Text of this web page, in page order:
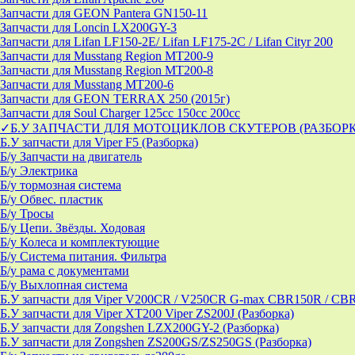
Запчасти для GEON Pantera GN150-11
Запчасти для Loncin LX200GY-3
Запчасти для Lifan LF150-2E/ Lifan LF175-2C / Lifan Cityr 200
Запчасти для Musstang Region MT200-9
Запчасти для Musstang Region MT200-8
Запчасти для Musstang MT200-6
Запчасти для GEON TERRAX 250 (2015г)
Запчасти для Soul Charger 125сс 150cc 200сс
✓Б.У ЗАПЧАСТИ ДЛЯ МОТОЦИКЛОВ СКУТЕРОВ
Б.У запчасти для Viper F5 (Разборка)
Б/у Запчасти на двигатель
Б/у Электрика
Б/у тормозная система
Б/у Обвес. пластик
Б/у Тросы
Б/у Цепи. Звёзды. Ходовая
Б/у Колеса и комплектующие
Б/у Система питания. Фильтра
Б/у рама с документами
Б/у Выхлопная система
Б.У запчасти для Viper V200CR / V250CR G-max CBR150R /
Б.У запчасти для Viper XT200 Viper ZS200J (Разборка)
Б.У запчасти для Zongshen LZX200GY-2 (Разборка)
Б.У запчасти для Zongshen ZS200GS/ZS250GS (Разборка)